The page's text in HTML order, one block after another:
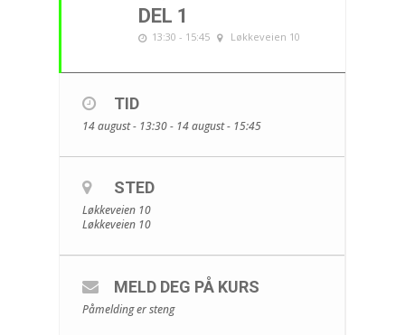
DEL 1
13:30 - 15:45 Løkkeveien 10
TID
14 august - 13:30 - 14 august - 15:45
STED
Løkkeveien 10
Løkkeveien 10
MELD DEG PÅ KURS
Påmelding er steng